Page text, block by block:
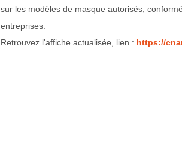
sur les modèles de masque autorisés,
entreprises.
Retrouvez l'affiche actualisée, lien : https://